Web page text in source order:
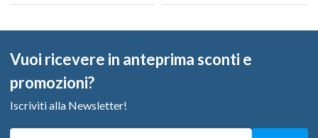
Vuoi ricevere in anteprima sconti e
promozioni?
Iscriviti alla Newsletter!